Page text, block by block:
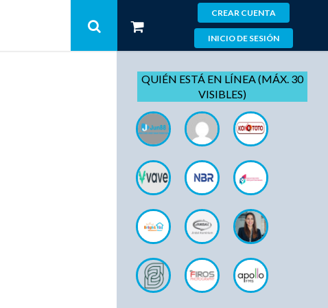
CREAR CUENTA
INICIO DE SESIÓN
QUIÉN ESTÁ EN LÍNEA (MÁX. 30
VISIBLES)